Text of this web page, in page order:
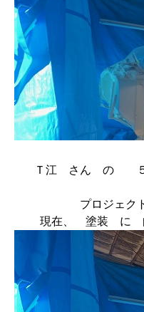
Ｔ江 さん の ５
プロジェ
現在、 塗装 に